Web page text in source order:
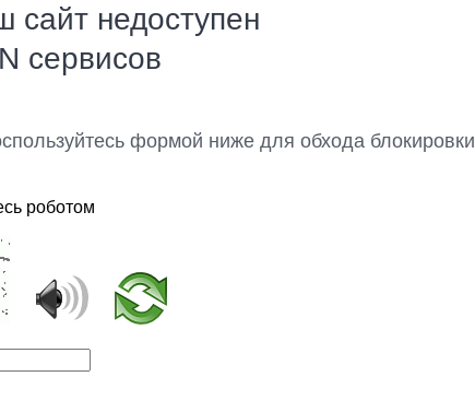
сайт недоступен
сервисов
формой ниже для обхода блокировки
роботом